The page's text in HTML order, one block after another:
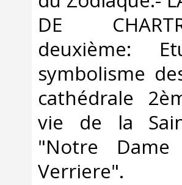
DE
deuxième:
symbolisme
cathédrale
vie de la
"Notre
Verriere".‎